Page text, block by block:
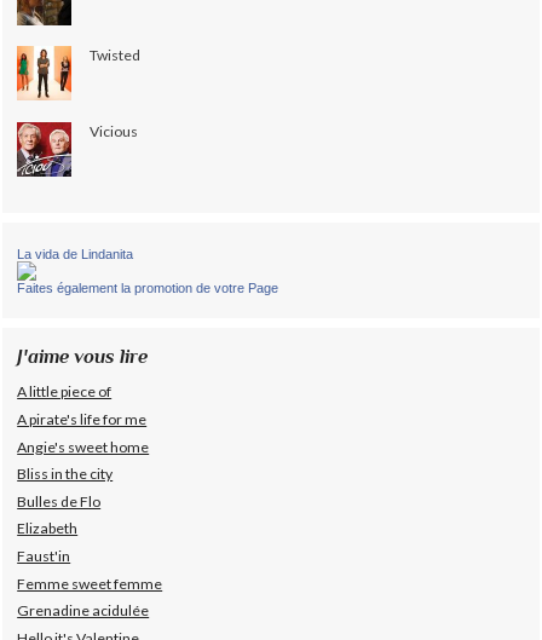
Twisted
Vicious
La vida de Lindanita
Faites également la promotion de votre Page
J'aime vous lire
A little piece of
A pirate's life for me
Angie's sweet home
Bliss in the city
Bulles de Flo
Elizabeth
Faust'in
Femme sweet femme
Grenadine acidulée